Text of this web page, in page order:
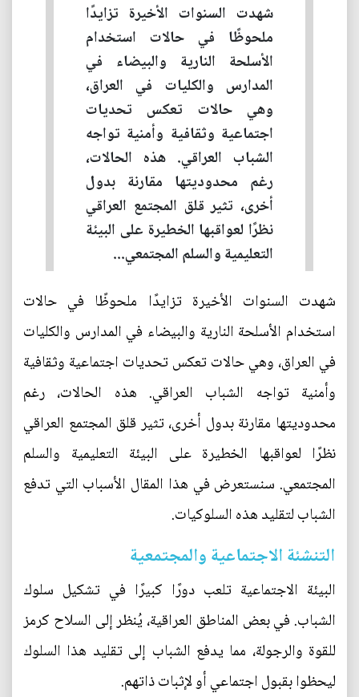
شهدت السنوات الأخيرة تزايدًا
ملحوظًا في حالات استخدام
الأسلحة النارية والبيضاء في
المدارس والكليات في العراق،
وهي حالات تعكس تحديات
اجتماعية وثقافية وأمنية تواجه
الشباب العراقي. هذه الحالات،
رغم محدوديتها مقارنة بدول
أخرى، تثير قلق المجتمع العراقي
نظرًا لعواقبها الخطيرة على البيئة
التعليمية والسلم المجتمعي...
شهدت السنوات الأخيرة تزايدًا ملحوظًا في حالات
استخدام الأسلحة النارية والبيضاء في المدارس والكليات
في العراق، وهي حالات تعكس تحديات اجتماعية وثقافية
وأمنية تواجه الشباب العراقي. هذه الحالات، رغم
محدوديتها مقارنة بدول أخرى، تثير قلق المجتمع العراقي
نظرًا لعواقبها الخطيرة على البيئة التعليمية والسلم
المجتمعي. سنستعرض في هذا المقال الأسباب التي تدفع
الشباب لتقليد هذه السلوكيات.
التنشئة الاجتماعية والمجتمعية
البيئة الاجتماعية تلعب دورًا كبيرًا في تشكيل سلوك
الشباب. في بعض المناطق العراقية، يُنظر إلى السلاح كرمز
للقوة والرجولة، مما يدفع الشباب إلى تقليد هذا السلوك
ليحظوا بقبول اجتماعي أو لإثبات ذاتهم.